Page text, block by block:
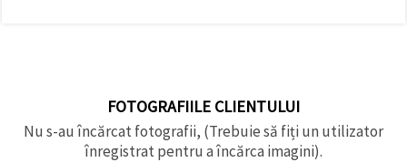
FOTOGRAFIILE CLIENTULUI
Nu s-au încărcat fotografii, (Trebuie să fiți un utilizator
înregistrat pentru a încărca imagini).